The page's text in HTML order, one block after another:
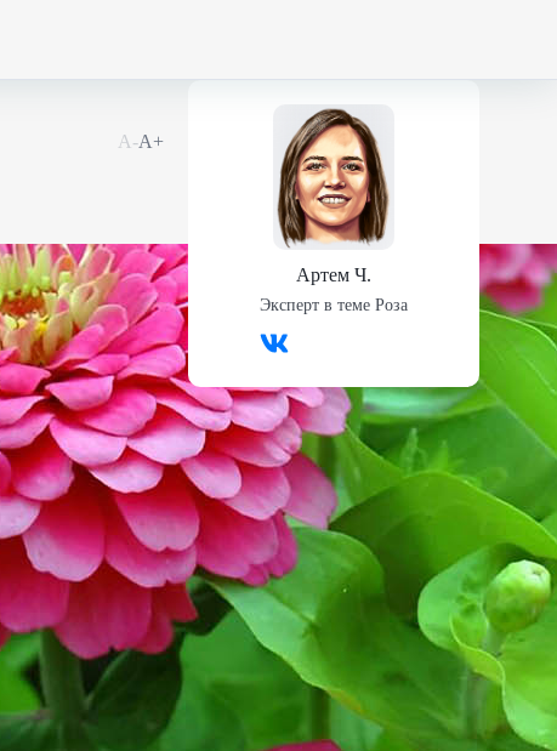
А-А+
Артем Ч.
Эксперт в теме Роза